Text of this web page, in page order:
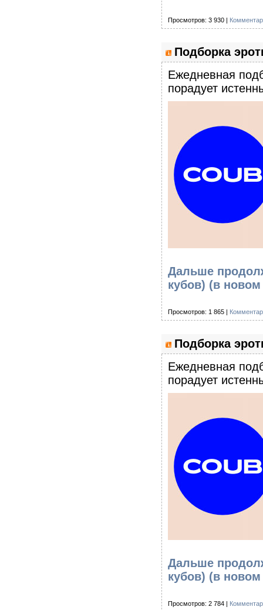
Просмотров: 3 930 |
Подборка
Eжедневная
порадует
Дальше
кубов) (в новом
Просмотров: 1 865 |
Подборка
Eжедневная
порадует
Дальше
кубов) (в новом
Просмотров: 2 784 |